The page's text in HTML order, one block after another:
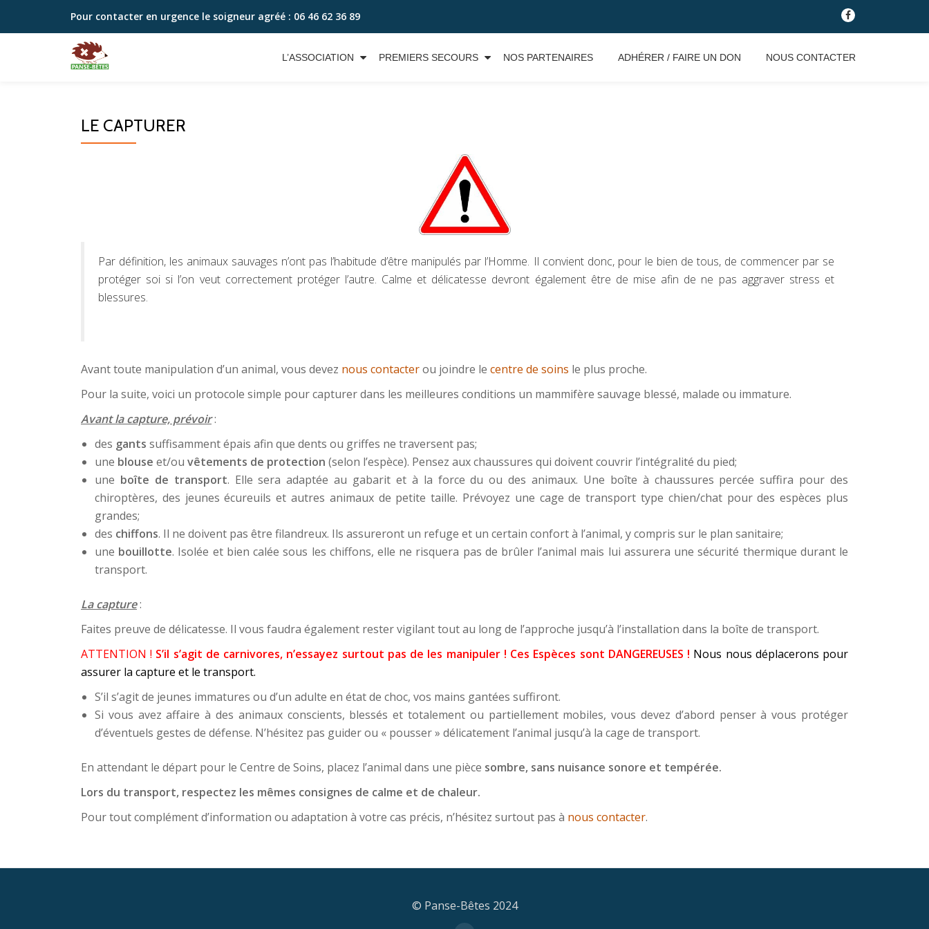
Aller
Pour contacter en urgence le soigneur agréé : 06 46 62 36 89
fa-
facebook
L’ASSOCIATION PREMIERS SECOURS NOS PARTENAIRES ADHÉRER / FAIRE UN DON NOUS CONTACTER
LE CAPTURER
Par définition, les animaux sauvages n’ont pas l’habitude d’être manipulés par l’Homme. Il convient donc, pour le bien de tous, de commencer par se
protéger soi si l’on veut correctement protéger l’autre. Calme et délicatesse devront également être de mise afin de ne pas aggraver stress et
blessures.
Avant toute manipulation d’un animal, vous devez nous contacterou joindre le centre de soins le plus proche.
Pour la suite, voici un protocole simple pour capturer dans les meilleures conditions un mammifère sauvage blessé, malade ou immature.
Avant la capture, prévoir:
des gants suffisamment épais afin que dents ou griffes ne traversent pas;
une blouse et/ou vêtements de protection (selon l’espèce). Pensez aux chaussures qui doivent couvrir l’intégralité du pied;
une boîte de transport. Elle sera adaptée au gabarit et à la force du ou des animaux. Une boîte à chaussures percée suffira pour des
chiroptères, des jeunes écureuils et autres animaux de petite taille. Prévoyez une cage de transport type chien/chat pour des espèces plus
grandes;
des chiffons. Il ne doivent pas être filandreux. Ils assureront un refuge et un certain confort à l’animal, y compris sur le plan sanitaire;
une bouillotte. Isolée et bien calée sous les chiffons, elle ne risquera pas de brûler l’animal mais lui assurera une sécurité thermique durant le
transport.
La capture:
Faites preuve de délicatesse. Il vous faudra également rester vigilant tout au long de l’approche jusqu’à l’installation dans la boîte de transport.
ATTENTION ! S’il s’agit de carnivores, n’essayez surtout pas de les manipuler ! Ces Espèces sont DANGEREUSES ! Nous nous déplacerons pour
assurer la capture et le transport.
S’il s’agit de jeunes immatures ou d’un adulte en état de choc, vos mains gantées suffiront.
Si vous avez affaire à des animaux conscients, blessés et totalement ou partiellement mobiles, vous devez d’abord penser à vous protéger
d’éventuels gestes de défense. N’hésitez pas guider ou « pousser » délicatement l’animal jusqu’à la cage de transport.
En attendant le départ pour le Centre de Soins, placez l’animal dans une pièce sombre, sans nuisance sonore et tempérée.
Lors du transport, respectez les mêmes consignes de calme et de chaleur.
Pour tout complément d’information ou adaptation à votre cas précis, n’hésitez surtout pas à nous contacter.
© Panse-Bêtes 2024